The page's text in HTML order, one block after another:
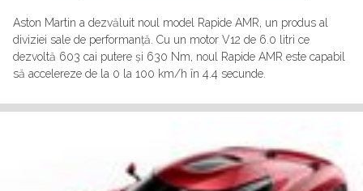
Aston Martin a dezvăluit noul model Rapide AMR, un produs al
diviziei sale de performanță. Cu un motor V12 de 6.0 litri ce
dezvoltă 603 cai putere și 630 Nm, noul Rapide AMR este capabil
să accelereze de la 0 la 100 km/h în 4.4 secunde.